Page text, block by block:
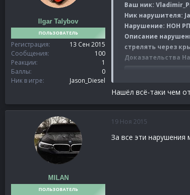
Ilgar Talybov
ПОЛЬЗОВАТЕЛЬ
Регистрация
13 Сен 2015
Сообщения
100
Реакции
1
Баллы
0
Ник в игре
Jason_Diesel
Ваш ник:
Ник нарушителя:
Нарушение: НОН
Описание
стрелять через
Доказательства
Плюс к этой
Спойлер:
Нашёл всё-таки чем
MILAN
ПОЛЬЗОВАТЕЛЬ
19 Ноя 2015
За все эти нарушения